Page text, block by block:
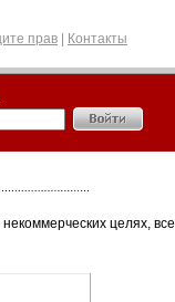
прав Контакты
целях, все